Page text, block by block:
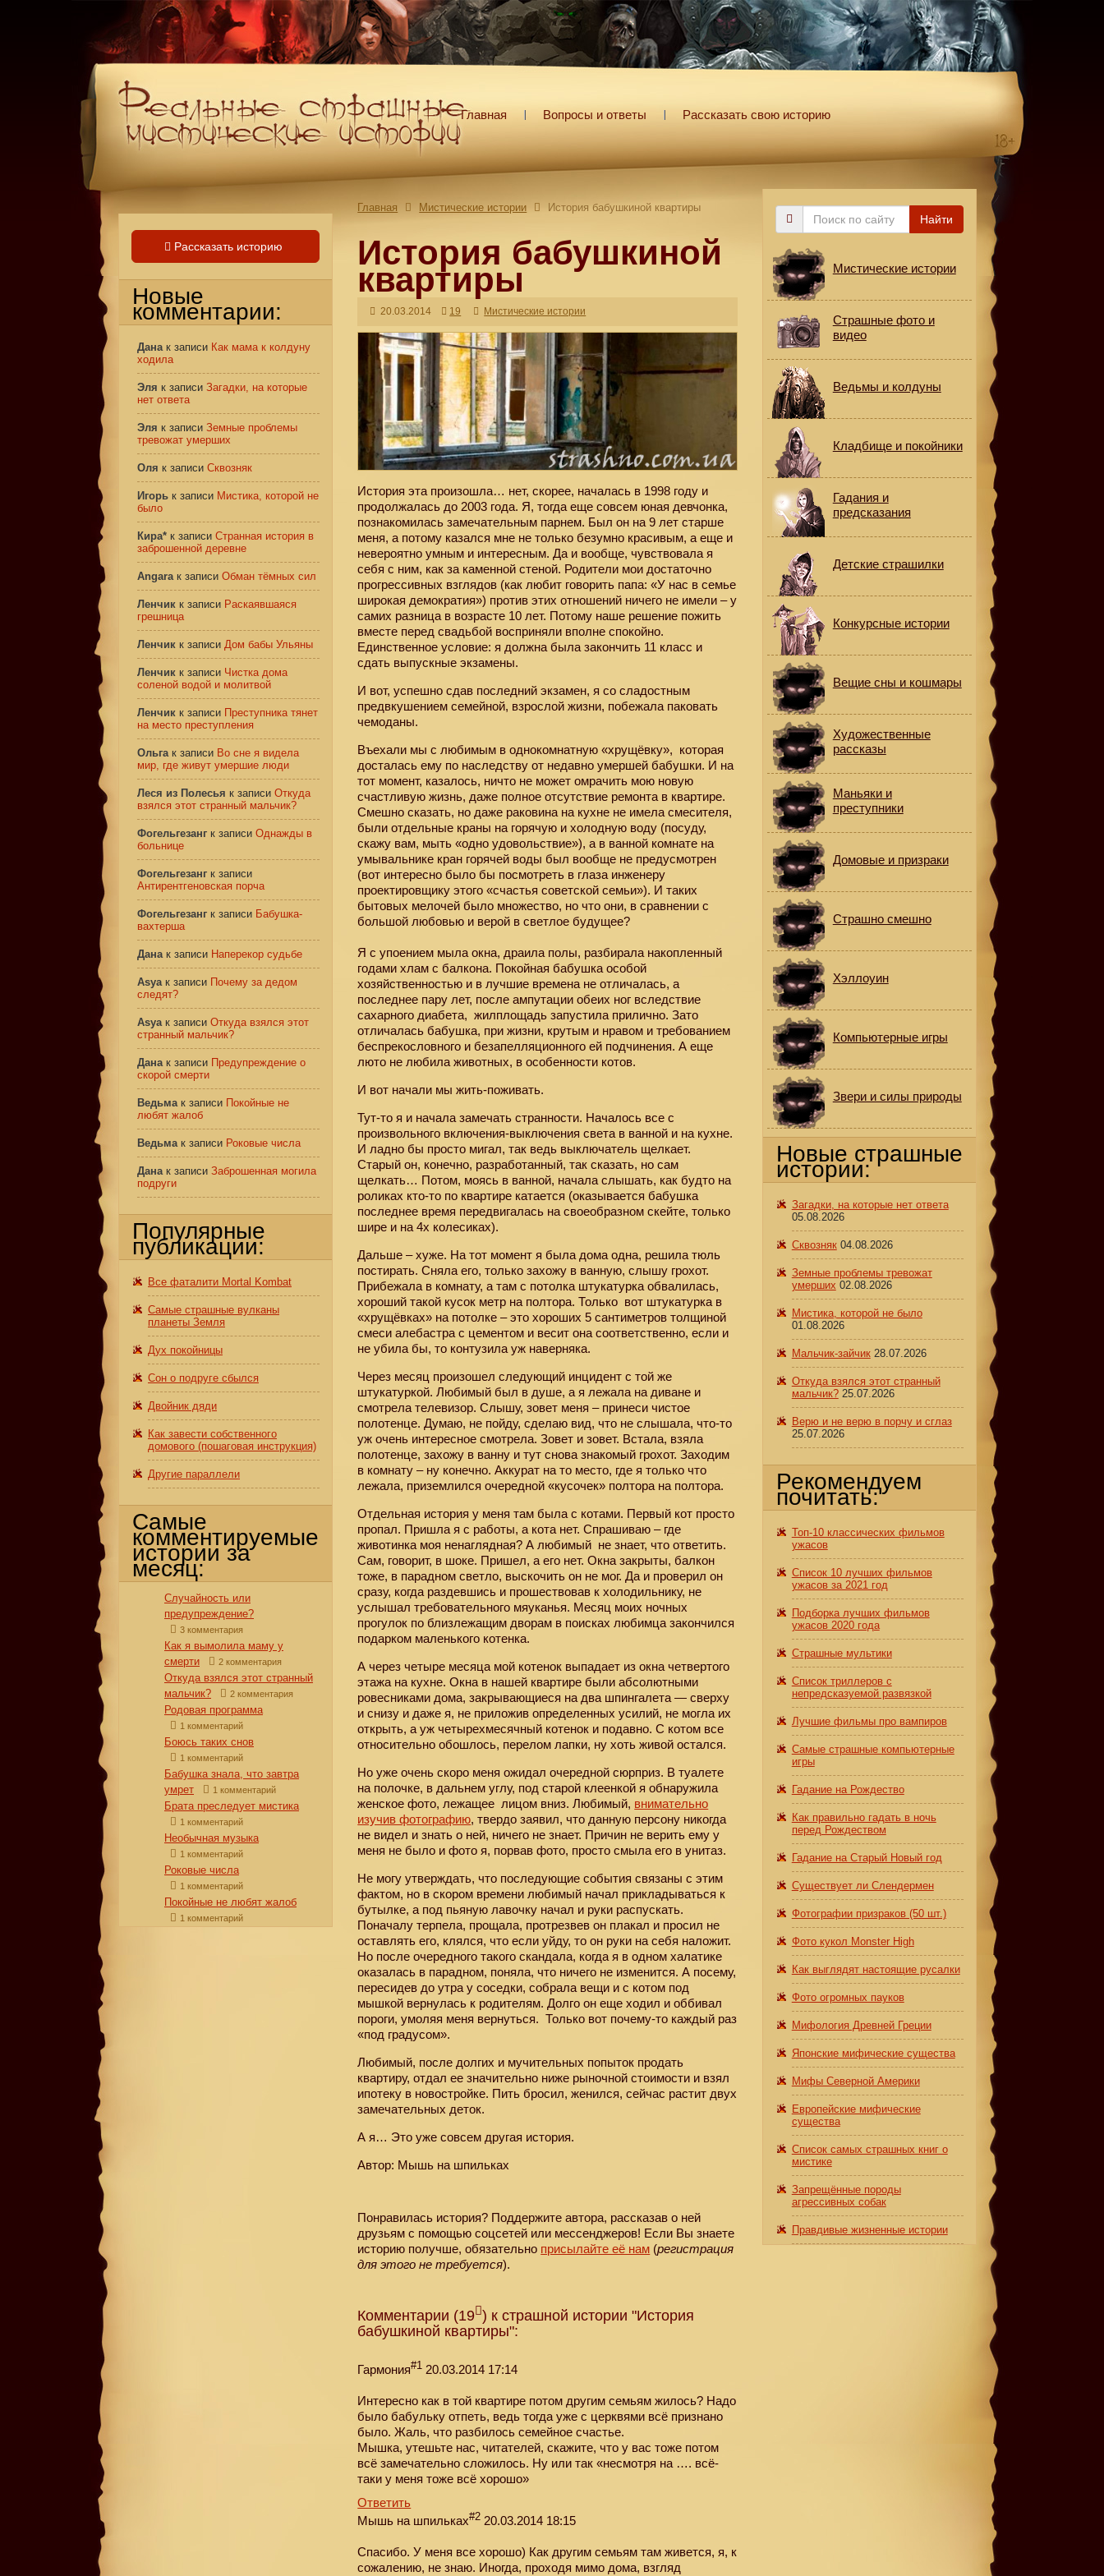
Главная Вопросы и ответы Рассказать свою историю
Главная Мистические истории История бабушкиной квартиры
История бабушкиной
квартиры
20.03.2014 19 Мистические истории
История эта произошла… нет, скорее, началась в 1998 году и
продолжалась до 2003 года. Я, тогда еще совсем юная девчонка,
познакомилась замечательным парнем. Был он на 9 лет старше
меня, а потому казался мне не только безумно красивым, а еще и
невероятно умным и интересным. Да и вообще, чувствовала я
себя с ним, как за каменной стеной. Родители мои достаточно
прогрессивных взглядов (как любит говорить папа: «У нас в семье
широкая демократия») против этих отношений ничего не имели – у
самих разница в возрасте 10 лет. Потому наше решение пожить
вместе перед свадьбой восприняли вполне спокойно.
Единственное условие: я должна была закончить 11 класс и
сдать выпускные экзамены.
И вот, успешно сдав последний экзамен, я со сладостным
предвкушением семейной, взрослой жизни, побежала паковать
чемоданы.
Въехали мы с любимым в однокомнатную «хрущёвку», которая
досталась ему по наследству от недавно умершей бабушки. И на
тот момент, казалось, ничто не может омрачить мою новую
счастливую жизнь, даже полное отсутствие ремонта в квартире.
Смешно сказать, но даже раковина на кухне не имела смесителя,
были отдельные краны на горячую и холодную воду (посуду,
скажу вам, мыть «одно удовольствие»), а в ванной комнате на
умывальнике кран горячей воды был вообще не предусмотрен
(вот интересно было бы посмотреть в глаза инженеру
проектировщику этого «счастья советской семьи»). И таких
бытовых мелочей было множество, но что они, в сравнении с
большой любовью и верой в светлое будущее?
Я с упоением мыла окна, драила полы, разбирала накопленный
годами хлам с балкона. Покойная бабушка особой
хозяйственностью и в лучшие времена не отличалась, а
последнее пару лет, после ампутации обеих ног вследствие
сахарного диабета, жилплощадь запустила прилично. Зато
отличалась бабушка, при жизни, крутым и нравом и требованием
беспрекословного и безапелляционного ей подчинения. А еще
люто не любила животных, в особенности котов.
И вот начали мы жить-поживать.
Тут-то я и начала замечать странности. Началось все с
произвольного включения-выключения света в ванной и на кухне.
И ладно бы просто мигал, так ведь выключатель щелкает.
Старый он, конечно, разработанный, так сказать, но сам
щелкать… Потом, моясь в ванной, начала слышать, как будто на
роликах кто-то по квартире катается (оказывается бабушка
последнее время передвигалась на своеобразном скейте, только
шире и на 4х колесиках).
Дальше – хуже. На тот момент я была дома одна, решила тюль
постирать. Сняла его, только захожу в ванную, слышу грохот.
Прибежала в комнату, а там с потолка штукатурка обвалилась,
хороший такой кусок метр на полтора. Только вот штукатурка в
«хрущёвках» на потолке – это хороших 5 сантиметров толщиной
смеси алебастра с цементом и весит она соответственно, если и
не убила бы, то контузила уж наверняка.
Через месяц произошел следующий инцидент с той же
штукатуркой. Любимый был в душе, а я лежала на диване и
смотрела телевизор. Слышу, зовет меня – принеси чистое
полотенце. Думаю, не пойду, сделаю вид, что не слышала, что-то
уж очень интересное смотрела. Зовет и зовет. Встала, взяла
полотенце, захожу в ванну и тут снова знакомый грохот. Заходим
в комнату – ну конечно. Аккурат на то место, где я только что
лежала, приземлился очередной «кусочек» полтора на полтора.
Отдельная история у меня там была с котами. Первый кот просто
пропал. Пришла я с работы, а кота нет. Спрашиваю – где
животинка моя ненаглядная? А любимый не знает, что ответить.
Сам, говорит, в шоке. Пришел, а его нет. Окна закрыты, балкон
тоже, в парадном светло, выскочить он не мог. Да и проверил он
сразу, когда раздевшись и прошествовав к холодильнику, не
услышал требовательного мяуканья. Месяц моих ночных
прогулок по близлежащим дворам в поисках любимца закончился
подарком маленького котенка.
А через четыре месяца мой котенок выпадает из окна четвертого
этажа на кухне. Окна в нашей квартире были абсолютными
ровесниками дома, закрывающиеся на два шпингалета — сверху
и снизу и даже я, не приложив определенных усилий, не могла их
открыть, а уж четырехмесячный котенок и подавно. С котом все
относительно обошлось, перелом лапки, ну хоть живой остался.
Но уже очень скоро меня ожидал очередной сюрприз. В туалете
на полочке, в дальнем углу, под старой клеенкой я обнаружила
женское фото, лежащее лицом вниз. Любимый, внимательно
изучив фотографию, твердо заявил, что данную персону никогда
не видел и знать о ней, ничего не знает. Причин не верить ему у
меня не было и фото я, порвав фото, просто смыла его в унитаз.
Не могу утверждать, что последующие события связаны с этим
фактом, но в скором времени любимый начал прикладываться к
бутылке, а под пьяную лавочку начал и руки распускать.
Поначалу терпела, прощала, протрезвев он плакал и просил не
оставлять его, клялся, что если уйду, то он руки на себя наложит.
Но после очередного такого скандала, когда я в одном халатике
оказалась в парадном, поняла, что ничего не изменится. А посему,
пересидев до утра у соседки, собрала вещи и с котом под
мышкой вернулась к родителям. Долго он еще ходил и оббивал
пороги, умоляя меня вернуться. Только вот почему-то каждый раз
«под градусом».
Любимый, после долгих и мучительных попыток продать
квартиру, отдал ее значительно ниже рыночной стоимости и взял
ипотеку в новостройке. Пить бросил, женился, сейчас растит двух
замечательных деток.
А я… Это уже совсем другая история.
Автор: Мышь на шпильках
Понравилась история? Поддержите автора, рассказав о ней
друзьям с помощью соцсетей или мессенджеров! Если Вы знаете
историю получше, обязательно присылайте её нам (регистрация
для этого не требуется).
Комментарии (19 ) к страшной истории "История
бабушкиной квартиры":
Гармония#1 20.03.2014 17:14
Интересно как в той квартире потом другим семьям жилось? Надо
было бабульку отпеть, ведь тогда уже с церквями всё признано
было. Жаль, что разбилось семейное счастье.
Мышка, утешьте нас, читателей, скажите, что у вас тоже потом
всё замечательно сложилось. Ну или так «несмотря на …. всё-
таки у меня тоже всё хорошо»
Ответить
Мышь на шпильках#2 20.03.2014 18:15
Спасибо. У меня все хорошо) Как другим семьям там живется, я, к
сожалению, не знаю. Иногда, проходя мимо дома, взгляд
Рассказать историю
Новые
комментарии:
Данак записи Как мама к колдуну
ходила
Эля к записи Загадки, на которые
нет ответа
Эля к записи Земные проблемы
тревожат умерших
Оля к записи Сквозняк
Игорь к записи Мистика, которой не
было
Кира* к записи Странная история в
заброшенной деревне
Angaraк записи Обман тёмных сил
Ленчик к записи Раскаявшаяся
грешница
Ленчик к записи Дом бабы Ульяны
Ленчик к записи Чистка дома
соленой водой и молитвой
Ленчик к записи Преступника тянет
на место преступления
Ольгак записи Во сне я видела
мир, где живут умершие люди
Леся из Полесья к записи Откуда
взялся этот странный мальчик?
Фогельгезанг к записи Однажды в
больнице
Фогельгезанг к записи
Антирентгеновская порча
Фогельгезанг к записи Бабушка-
вахтерша
Данак записи Наперекор судьбе
Asyaк записи Почему за дедом
следят?
Asyaк записи Откуда взялся этот
странный мальчик?
Данак записи Предупреждение о
скорой смерти
Ведьмак записи Покойные не
любят жалоб
Ведьмак записи Роковые числа
Данак записи Заброшенная могила
подруги
Популярные
публикации:
Все фаталити Mortal Kombat
Самые страшные вулканы
планеты Земля
Дух покойницы
Сон о подруге сбылся
Двойник дяди
Как завести собственного
домового (пошаговая инструкция)
Другие параллели
Самые
комментируемые
истории за
месяц:
Случайность или
предупреждение?
3 комментария
Как я вымолила маму у
смерти
2 комментария
Откуда взялся этот странный
мальчик?
2 комментария
Родовая программа
1 комментарий
Боюсь таких снов
1 комментарий
Бабушка знала, что завтра
умрет
1 комментарий
Брата преследует мистика
1 комментарий
Необычная музыка
1 комментарий
Роковые числа
1 комментарий
Покойные не любят жалоб
1 комментарий
Поиск
Найти
Мистические истории
Страшные фото и
видео
Ведьмы и колдуны
Кладбище и покойники
Гадания и
предсказания
Детские страшилки
Конкурсные истории
Вещие сны и кошмары
Художественные
рассказы
Маньяки и
преступники
Домовые и призраки
Страшно смешно
Хэллоуин
Компьютерные игры
Звери и силы природы
Новые страшные
истории:
Загадки, на которые нет ответа
05.08.2026
Сквозняк 04.08.2026
Земные проблемы тревожат
умерших 02.08.2026
Мистика, которой не было
01.08.2026
Мальчик-зайчик 28.07.2026
Откуда взялся этот странный
мальчик? 25.07.2026
Верю и не верю в порчу и сглаз
25.07.2026
Рекомендуем
почитать:
Топ-10 классических фильмов
ужасов
Список 10 лучших фильмов
ужасов за 2021 год
Подборка лучших фильмов
ужасов 2020 года
Страшные мультики
Список триллеров с
непредсказуемой развязкой
Лучшие фильмы про вампиров
Самые страшные компьютерные
игры
Гадание на Рождество
Как правильно гадать в ночь
перед Рождеством
Гадание на Старый Новый год
Существует ли Слендермен
Фотографии призраков (50 шт.)
Фото кукол Monster High
Как выглядят настоящие русалки
Фото огромных пауков
Мифология Древней Греции
Японские мифические существа
Мифы Северной Америки
Европейские мифические
существа
Список самых страшных книг о
мистике
Запрещённые породы
агрессивных собак
Правдивые жизненные истории